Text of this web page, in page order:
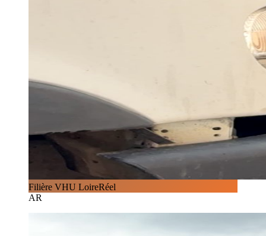
Filière VHU LoireRéel
AR